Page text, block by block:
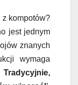
kompotów?
jest jednym
znanych
wymaga
Tradycyjnie,